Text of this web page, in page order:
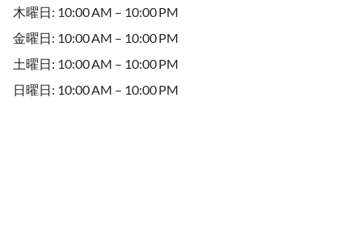
木曜日: 10:00 AM – 10:00 PM
金曜日: 10:00 AM – 10:00 PM
土曜日: 10:00 AM – 10:00 PM
日曜日: 10:00 AM – 10:00 PM